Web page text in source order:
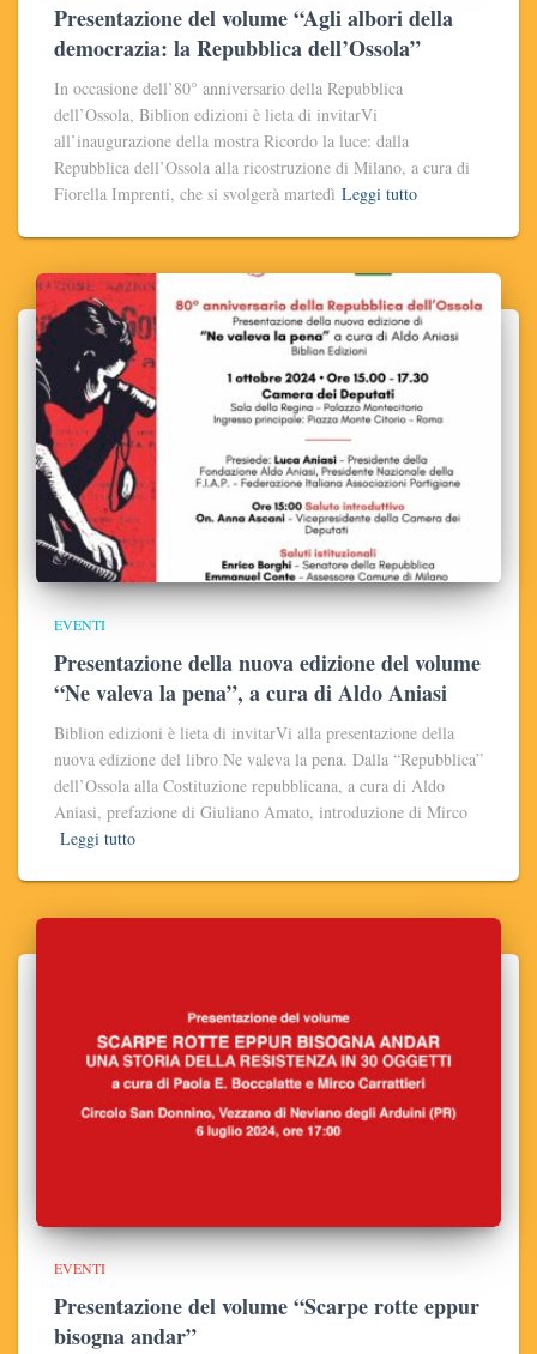
Presentazione del volume “Agli albori della
democrazia: la Repubblica dell’Ossola”
In occasione dell’80° anniversario della Repubblica
dell’Ossola, Biblion edizioni è lieta di invitarVi
all’inaugurazione della mostra Ricordo la luce: dalla
Repubblica dell’Ossola alla ricostruzione di Milano, a cura di
Fiorella Imprenti, che si svolgerà martedì Leggi tutto
EVENTI
Presentazione della nuova edizione del volume
“Ne valeva la pena”, a cura di Aldo Aniasi
Biblion edizioni è lieta di invitarVi alla presentazione della
nuova edizione del libro Ne valeva la pena. Dalla “Repubblica”
dell’Ossola alla Costituzione repubblicana, a cura di Aldo
Aniasi, prefazione di Giuliano Amato, introduzione di Mirco
Leggi tutto
EVENTI
Presentazione del volume “Scarpe rotte eppur
bisogna andar”